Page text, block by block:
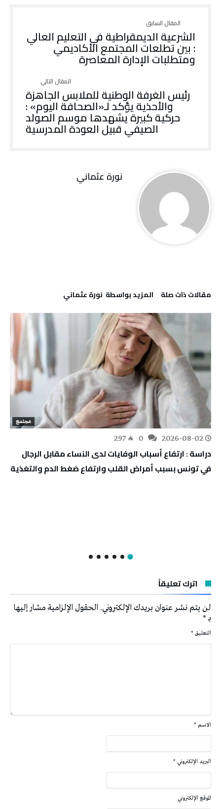
الشرعية الديمقراطية في التعليم العالي
: بين تطلعات المجتمع الأكاديمي
ومتطلبات الإدارة المعاصرة
رئيس الغرفة الوطنية للملابس الجاهزة
والأحذية يؤكد لـ«الصحافة اليوم» :
حركية كبيرة يشهدها موسم الصولد
الصيفي قبيل العودة المدرسية
نورة‭ ‬عثماني‭
‫مقالات ذات صلة‬ ‫‫المزيد بواسطة‬ ‬ نورة‭ ‬عثماني‭
مجتمع
2026-08-02
297
دراسة : ارتفاع أسباب الوفايات لدى النساء مقابل الرجال
في تونس بسبب أمراض القلب وارتفاع ضغط الدم والتغذية
اترك تعليقاً
لن يتم نشر عنوان بريدك الإلكتروني. الحقول الإلزامية مشار إليها
بـ*
التعليق *
الاسم *
البريد الإلكتروني *
الموقع الإلكتروني